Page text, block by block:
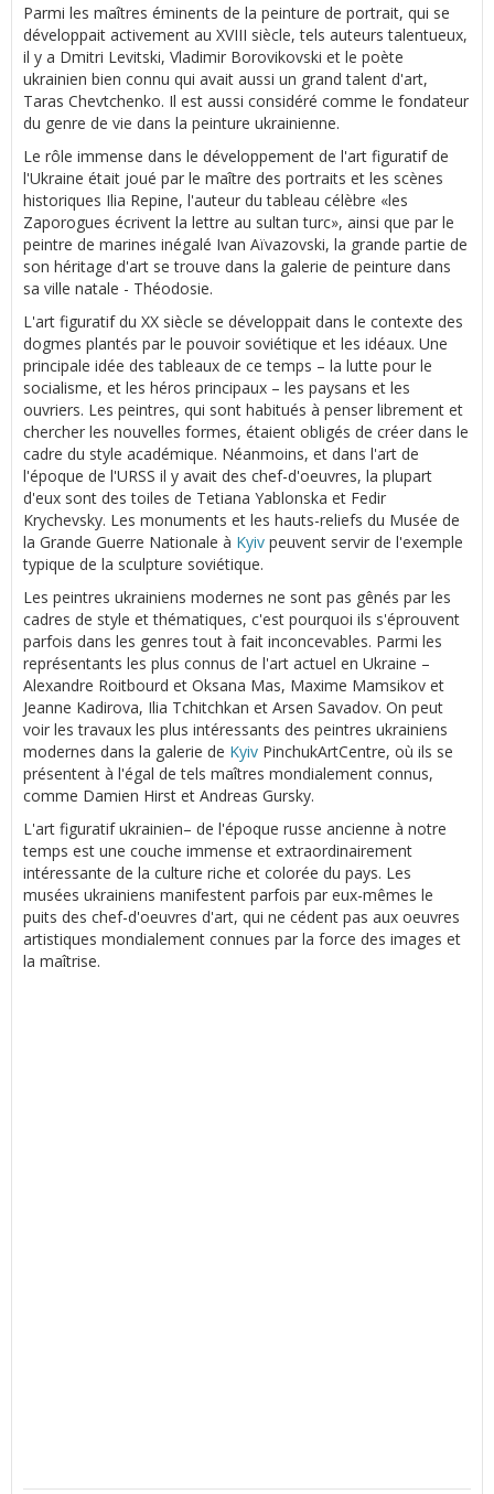
Parmi les maîtres éminents de la peinture de portrait, qui se
développait activement au XVIII siècle, tels auteurs talentueux,
il y a Dmitri Levitski, Vladimir Borovikovski et le poète
ukrainien bien connu qui avait aussi un grand talent d'art,
Taras Chevtchenko. Il est aussi considéré comme le fondateur
du genre de vie dans la peinture ukrainienne.
Le rôle immense dans le développement de l'art figuratif de
l'Ukraine était joué par le maître des portraits et les scènes
historiques Ilia Repine, l'auteur du tableau célèbre «les
Zaporogues écrivent la lettre au sultan turc», ainsi que par le
peintre de marines inégalé Ivan Aïvazovski, la grande partie de
son héritage d'art se trouve dans la galerie de peinture dans
sa ville natale - Théodosie.
L'art figuratif du XX siècle se développait dans le contexte des
dogmes plantés par le pouvoir soviétique et les idéaux. Une
principale idée des tableaux de ce temps – la lutte pour le
socialisme, et les héros principaux – les paysans et les
ouvriers. Les peintres, qui sont habitués à penser librement et
chercher les nouvelles formes, étaient obligés de créer dans le
cadre du style académique. Néanmoins, et dans l'art de
l'époque de l'URSS il y avait des chef-d'oeuvres, la plupart
d'eux sont des toiles de Tetiana Yablonska et Fedir
Krychevsky. Les monuments et les hauts-reliefs du Musée de
la Grande Guerre Nationale à Kyiv peuvent servir de l'exemple
typique de la sculpture soviétique.
Les peintres ukrainiens modernes ne sont pas gênés par les
cadres de style et thématiques, c'est pourquoi ils s'éprouvent
parfois dans les genres tout à fait inconcevables. Parmi les
représentants les plus connus de l'art actuel en Ukraine –
Alexandre Roitbourd et Oksana Mas, Maxime Mamsikov et
Jeanne Kadirova, Ilia Tchitchkan et Arsen Savadov. On peut
voir les travaux les plus intéressants des peintres ukrainiens
modernes dans la galerie de Kyiv PinchukArtCentre, où ils se
présentent à l'égal de tels maîtres mondialement connus,
comme Damien Hirst et Andreas Gursky.
L'art figuratif ukrainien– de l'époque russe ancienne à notre
temps est une couche immense et extraordinairement
intéressante de la culture riche et colorée du pays. Les
musées ukrainiens manifestent parfois par eux-mêmes le
puits des chef-d'oeuvres d'art, qui ne cédent pas aux oeuvres
artistiques mondialement connues par la force des images et
la maîtrise.